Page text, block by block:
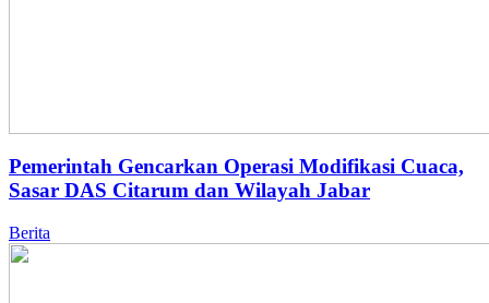
Pemerintah Gencarkan Operasi Modifikasi Cuaca,
Sasar DAS Citarum dan Wilayah Jabar
Berita